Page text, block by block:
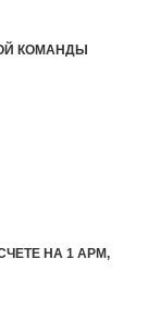
КОМАНДЫ
НА 1 АРМ,